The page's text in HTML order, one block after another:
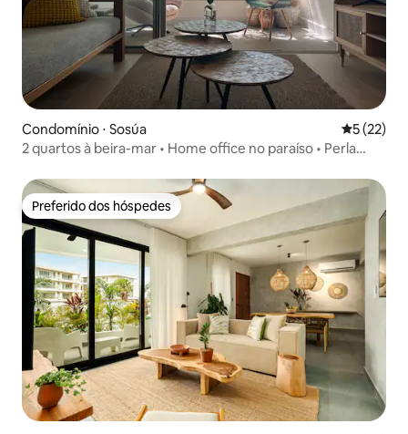
Condomínio ⋅ Sosúa 5 de uma
5 (22)
2 quartos à beira-mar • Home office no paraíso • Perla
Preferido dos hóspedes
Preferido dos hóspedes